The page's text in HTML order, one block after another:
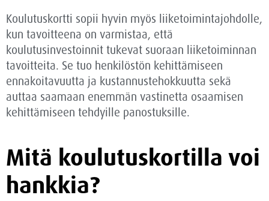
Koulutuskortti sopii hyvin myös liiketoimintajohdolle,
kun tavoitteena on varmistaa, että
koulutusinvestoinnit tukevat suoraan liiketoiminnan
tavoitteita. Se tuo henkilöstön kehittämiseen
ennakoitavuutta ja kustannustehokkuutta sekä
auttaa saamaan enemmän vastinetta osaamisen
kehittämiseen tehdyille panostuksille.
Mitä koulutuskortilla voi
hankkia?